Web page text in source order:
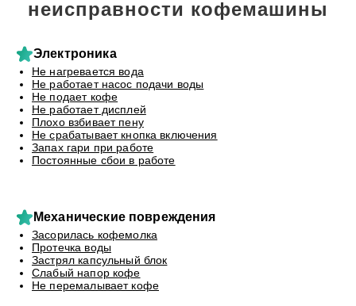
неисправности кофемашины
Электроника
Не нагревается вода
Не работает насос подачи воды
Не подает кофе
Не работает дисплей
Плохо взбивает пену
Не срабатывает кнопка включения
Запах гари при работе
Постоянные сбои в работе
Механические повреждения
Засорилась кофемолка
Протечка воды
Застрял капсульный блок
Слабый напор кофе
Не перемалывает кофе